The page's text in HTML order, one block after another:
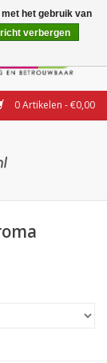
0 Artikelen - €0,00
het gebruik van
verbergen